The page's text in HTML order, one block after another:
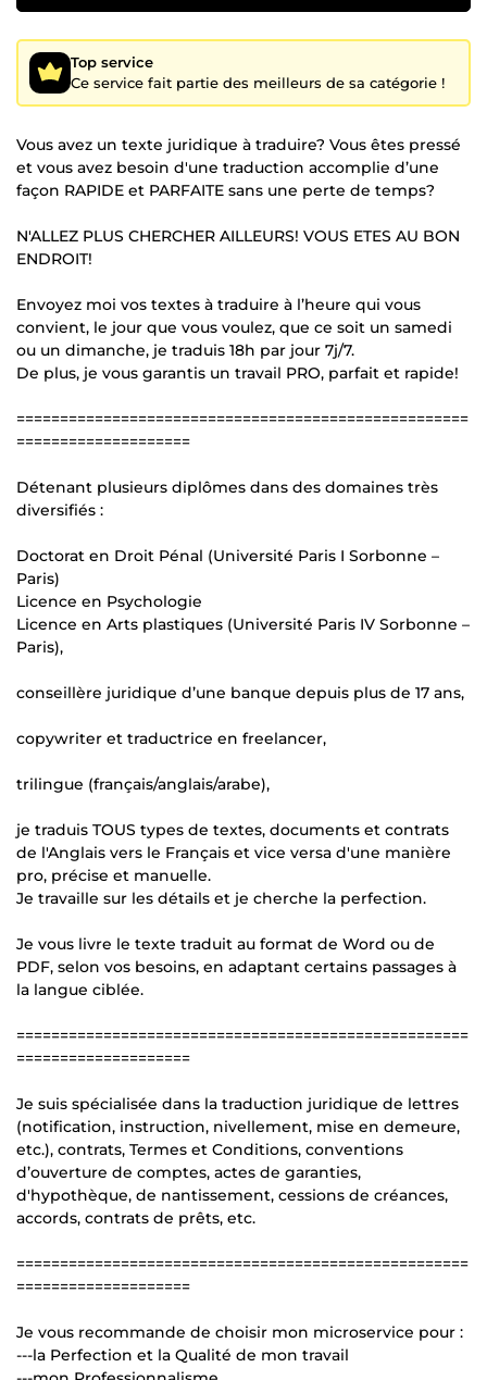
Top service
Ce service fait partie des meilleurs de sa catégorie !
Vous avez un texte juridique à traduire? Vous êtes pressé
et vous avez besoin d'une traduction accomplie d’une
façon RAPIDE et PARFAITE sans une perte de temps?
N'ALLEZ PLUS CHERCHER AILLEURS! VOUS ETES AU BON
ENDROIT!
Envoyez moi vos textes à traduire à l’heure qui vous
convient, le jour que vous voulez, que ce soit un samedi
ou un dimanche, je traduis 18h par jour 7j/7.
De plus, je vous garantis un travail PRO, parfait et rapide!
====================================================
====================
Détenant plusieurs diplômes dans des domaines très
diversifiés :
Doctorat en Droit Pénal (Université Paris I Sorbonne –
Paris)
Licence en Psychologie
Licence en Arts plastiques (Université Paris IV Sorbonne –
Paris),
conseillère juridique d’une banque depuis plus de 17 ans,
copywriter et traductrice en freelancer,
trilingue (français/anglais/arabe),
je traduis TOUS types de textes, documents et contrats
de l'Anglais vers le Français et vice versa d'une manière
pro, précise et manuelle.
Je travaille sur les détails et je cherche la perfection.
Je vous livre le texte traduit au format de Word ou de
PDF, selon vos besoins, en adaptant certains passages à
la langue ciblée.
====================================================
====================
Je suis spécialisée dans la traduction juridique de lettres
(notification, instruction, nivellement, mise en demeure,
etc.), contrats, Termes et Conditions, conventions
d’ouverture de comptes, actes de garanties,
d'hypothèque, de nantissement, cessions de créances,
accords, contrats de prêts, etc.
====================================================
====================
Je vous recommande de choisir mon microservice pour :
---la Perfection et la Qualité de mon travail